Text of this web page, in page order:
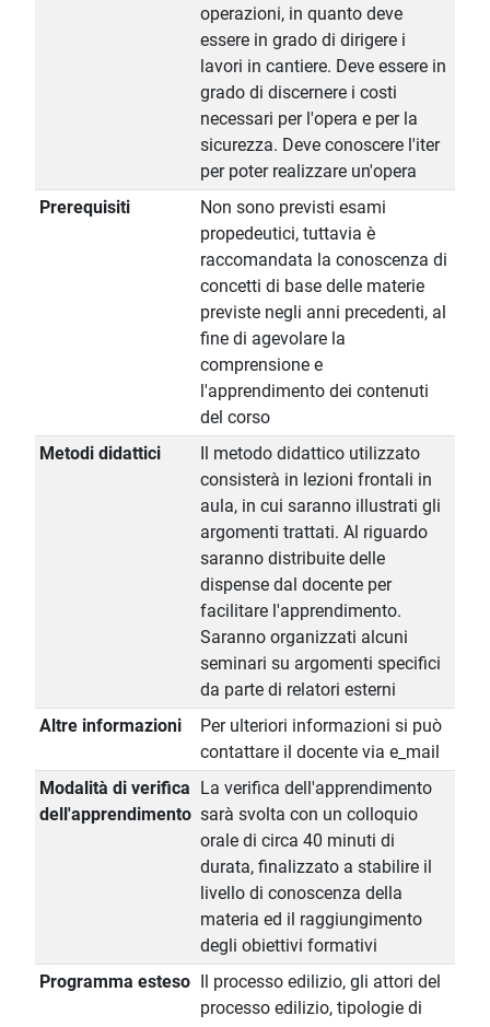
operazioni, in quanto deve
essere in grado di dirigere i
lavori in cantiere. Deve essere in
grado di discernere i costi
necessari per l'opera e per la
sicurezza. Deve conoscere l'iter
per poter realizzare un'opera
Prerequisiti
Non sono previsti esami
propedeutici, tuttavia è
raccomandata la conoscenza di
concetti di base delle materie
previste negli anni precedenti, al
fine di agevolare la
comprensione e
l'apprendimento dei contenuti
del corso
Metodi didattici
Il metodo didattico utilizzato
consisterà in lezioni frontali in
aula, in cui saranno illustrati gli
argomenti trattati. Al riguardo
saranno distribuite delle
dispense dal docente per
facilitare l'apprendimento.
Saranno organizzati alcuni
seminari su argomenti specifici
da parte di relatori esterni
Altre informazioni
Per ulteriori informazioni si può
contattare il docente via e_mail
Modalità di verifica
dell'apprendimento
La verifica dell'apprendimento
sarà svolta con un colloquio
orale di circa 40 minuti di
durata, finalizzato a stabilire il
livello di conoscenza della
materia ed il raggiungimento
degli obiettivi formativi
Programma esteso
Il processo edilizio, gli attori del
processo edilizio, tipologie di